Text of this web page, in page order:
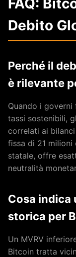
Debito
Perché il
è rilevante
Quando i
tassi sostenibili,
correlati ai
fissa di 21
statale, offre
neutralità
Cosa indica
storica per
Un MVRV
Bitcoin tratta